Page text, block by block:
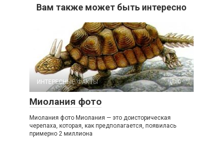
Вам также может быть интересно
ИНТЕРЕСНЫЕ ФАКТЫ 0
Миолания фото
Миолания фото Миолания — это доисторическая
черепаха, которая, как предполагается, появилась
примерно 2 миллиона